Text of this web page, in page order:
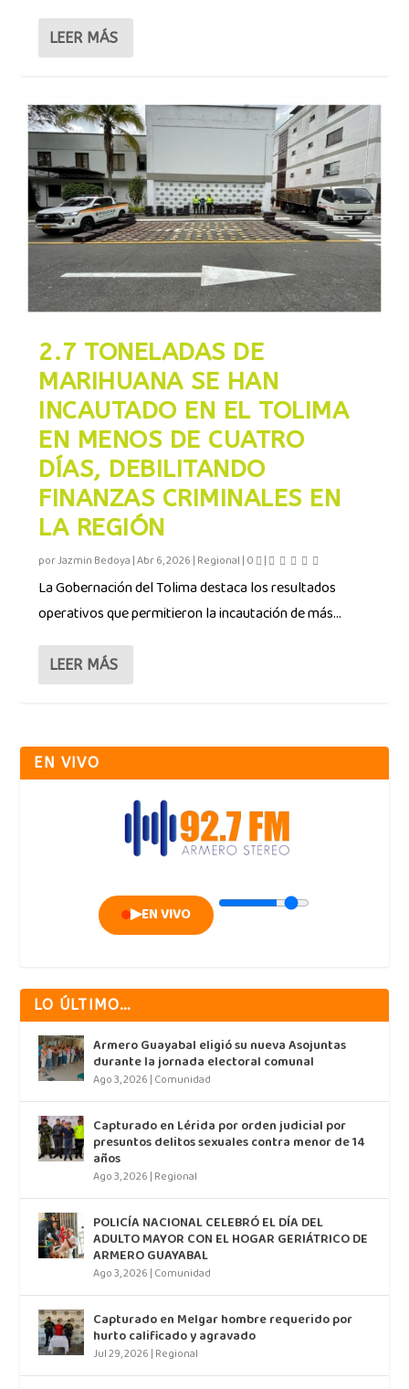
LEER MÁS
2.7 TONELADAS DE
MARIHUANA SE HAN
INCAUTADO EN EL TOLIMA
EN MENOS DE CUATRO
DÍAS, DEBILITANDO
FINANZAS CRIMINALES EN
LA REGIÓN
porJazmin Bedoya |Abr 6, 2026 | Regional | 0 |
La Gobernación del Tolima destaca los resultados
operativos que permitieron la incautación de más...
LEER MÁS
EN VIVO
▶EN VIVO
LO ÚLTIMO…
Armero Guayabal eligió su nueva Asojuntas
durante la jornada electoral comunal
Ago 3, 2026 | Comunidad
Capturado en Lérida por orden judicial por
presuntos delitos sexuales contra menor de 14
años
Ago 3, 2026 | Regional
POLICÍA NACIONAL CELEBRÓ EL DÍA DEL
ADULTO MAYOR CON EL HOGAR GERIÁTRICO DE
ARMERO GUAYABAL
Ago 3, 2026 | Comunidad
Capturado en Melgar hombre requerido por
hurto calificado y agravado
Jul 29, 2026 | Regional